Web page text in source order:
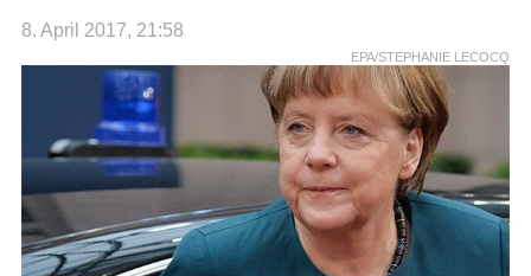
8. April 2017, 21:58
EPA/STEPHANIE LECOCQ